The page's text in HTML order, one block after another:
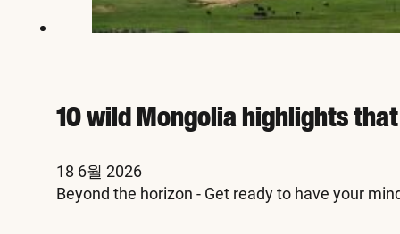
10 wild Mongolia highlights
18 6월 2026
Beyond the horizon - Get ready to have your